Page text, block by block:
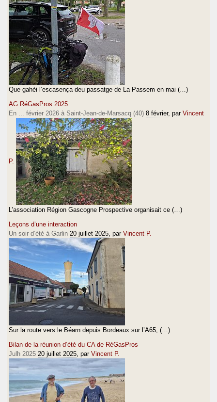
Que gahèi l’escasença deu passatge de La Passem en mai (…)
AG RéGasPros 2025
En ... février 2026 à Saint-Jean-de-Marsacq (40) 8 février, par Vincent
P.
L’association Région Gascogne Prospective organisait ce (…)
Leçons d’une interaction
Un soir d’été à Garlin 20 juillet 2025 , par Vincent P.
Sur la route vers le Béarn depuis Bordeaux sur l’A65, (…)
Bilan de la réunion d’été du CA de RéGasPros
Julh 2025 20 juillet 2025 , par Vincent P.